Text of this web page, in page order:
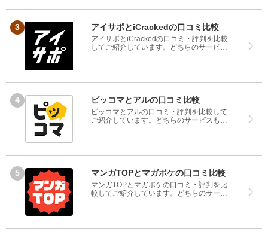
てください。
アイサポとiCrackedの口コミ比較
アイサポとiCrackedの口コミ・評判を比較
してご紹介しています。どちらのサービス
てください。
ピッコマとアルの口コミ比較
ピッコマとアルの口コミ・評判を比較して
ご紹介しています。どちらのサービスも実
い。
マンガTOPとマガポケの口コミ比較
マンガTOPとマガポケの口コミ・評判を比
較してご紹介しています。どちらのサービ
にしてください。